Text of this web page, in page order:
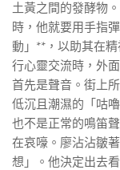
土黃之間的發酵物
時，他就要用手指
動」**，以助其在
行心靈交流時，外面
首先是聲音。街上
低沉且潮濕的「咕
也不是正常的鳴笛
在哀嚎。廖沾沾皺
想」。他決定出去